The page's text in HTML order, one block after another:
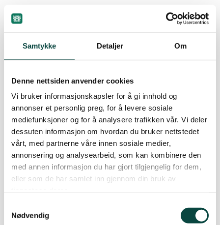
Samtykke Detaljer Om
Denne nettsiden anvender cookies
Vi bruker informasjonskapsler for å gi innhold og
annonser et personlig preg, for å levere sosiale
mediefunksjoner og for å analysere trafikken vår. Vi deler
dessuten informasjon om hvordan du bruker nettstedet
vårt, med partnerne våre innen sosiale medier,
annonsering og analysearbeid, som kan kombinere den
med annen informasjon du har gjort tilgjengelig for dem,
eller som de har samlet inn gjennom din bruk av
Nødvendig
Naturvernforbundet i Grenland tar opp igjen en
gammel, men minst like aktuell sak, som skal
gjøre oss til mer miljøbevisste forbrukere. I 2000
utførte Naturvernforbundet en undersøkelse om
Resultatet den gang var nedslående, og en
handlekurvsjekk viste at vi kun fikk tak i 24 varer
med ø-merke, i januar i 2007 var antallet økt til
52 varer i den samme butikken i Meny-kjeden.
Men prisforskjellen var fortsatt stor.
Høy kjøpekraft blant forbrukerne fører likevel til
at butikkene opplever økt salg, selv om salget nok
liten del av nordmenns penger går til mat. Vi